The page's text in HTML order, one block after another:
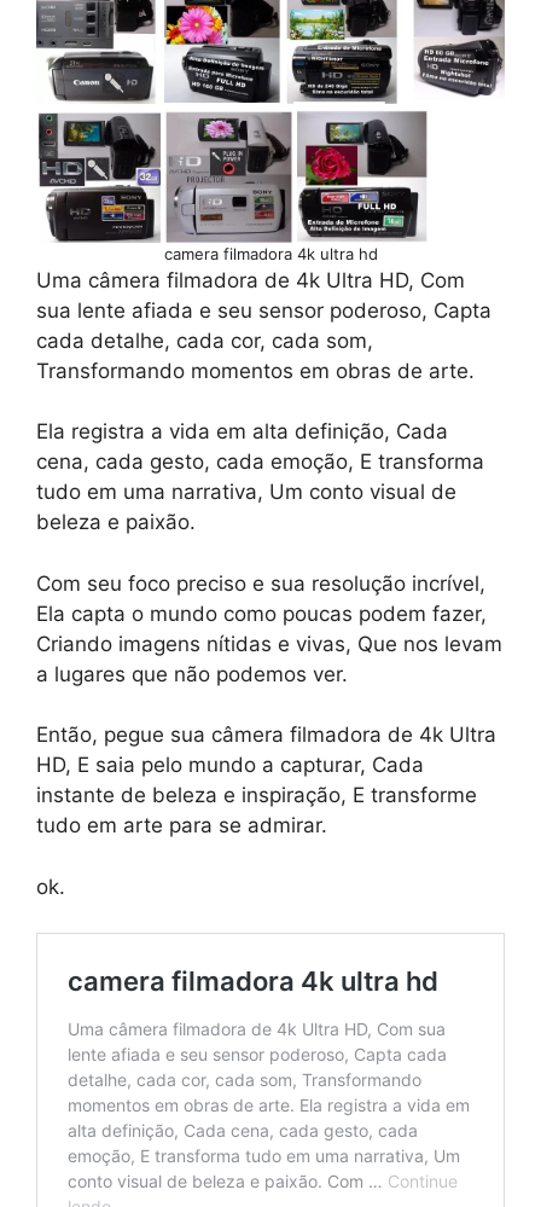
camera filmadora 4k ultra hd
Uma câmera filmadora de 4k Ultra HD, Com
sua lente afiada e seu sensor poderoso, Capta
cada detalhe, cada cor, cada som,
Transformando momentos em obras de arte.
Ela registra a vida em alta definição, Cada
cena, cada gesto, cada emoção, E transforma
tudo em uma narrativa, Um conto visual de
beleza e paixão.
Com seu foco preciso e sua resolução incrível,
Ela capta o mundo como poucas podem fazer,
Criando imagens nítidas e vivas, Que nos levam
a lugares que não podemos ver.
Então, pegue sua câmera filmadora de 4k Ultra
HD, E saia pelo mundo a capturar, Cada
instante de beleza e inspiração, E transforme
tudo em arte para se admirar.
ok.